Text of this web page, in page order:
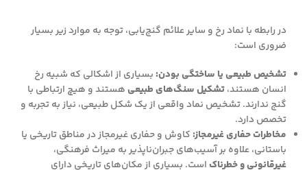
در رابطه با نماد رخ و سایر علائم گنج‌یابی، توجه به موارد زیر بسیار
ضروری است:
تشخیص طبیعی یا ساختگی بودن: بسیاری از اشکالی که شبیه رخ
انسان هستند،تشکیل سنگ‌های طبیعیهستند و هیچ ارتباطی با
گنج ندارند. تشخیص نماد واقعی از یک شکل طبیعی، نیاز به تجربه و
تخصص دارد.
مخاطرات حفاری غیرمجاز: کاوش و حفاری غیرمجاز در مناطق تاریخی یا
باستانی، علاوه بر آسیب‌های جبران‌ناپذیر به میراث فرهنگی،
غیرقانونی و خطرناکاست. بسیاری از مکان‌های تاریخی دارای